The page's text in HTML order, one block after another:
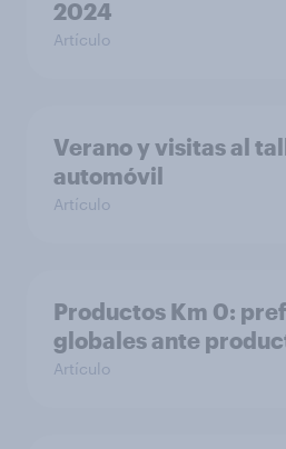
2024
Artículo
Verano y visitas al
automóvil
Artículo
Productos Km 0:
globales ante
Artículo